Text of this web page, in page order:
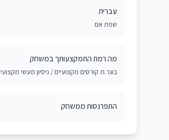
עברית
שפת אם
מה רמת התמקצעותך במשחק
בוגר.ת קורסים מקצועיים / ניסיון מעשי מקצועי
התפרנסות ממשחק